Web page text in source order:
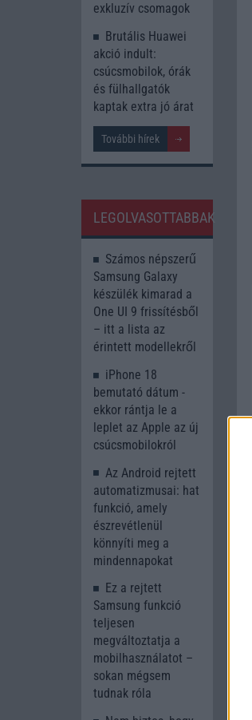
exkluzív csomagok
Brutális Huawei
akció indult:
csúcsmobilok, órák
és fülhallgatók
kaptak extra jó árat
További hírek
LEGOLVASOTTABBAK
Számos népszerű
Samsung Galaxy
készülék kimarad a
One UI 9 frissítésből
– itt a lista az
érintett modellekről
iPhone 18
bemutató dátum -
ekkor rántja le a
leplet az Apple az új
csúcsmobilokról
Az Android rejtett
automatizmusai: hat
funkció, amely
észrevétlenül
könnyíti meg a
mindennapokat
Ez a rejtett
Samsung funkció
teljesen
megváltoztatja a
mobilhasználatot –
sokan mégsem
tudnak róla